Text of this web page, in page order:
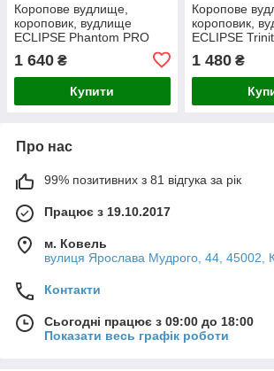
Коропове вудлище,
короповик, вудлище
ECLIPSE Phantom PRO
1 640 ₴
Купити
Коропове
короповик,
ECLIPSE
1 480₴
Про нас
99% позитивних з 81 відгука за рік
Працює з 19.10.2017
м. Ковель
вулиця Ярослава Мудрого, 44, 45002,
Контакти
Сьогодні працює з 09:00 до 18:00
Показати весь графік роботи